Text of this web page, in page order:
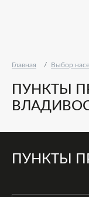
Главная Выбор
ПУНКТЫ
ПУНКТЫ